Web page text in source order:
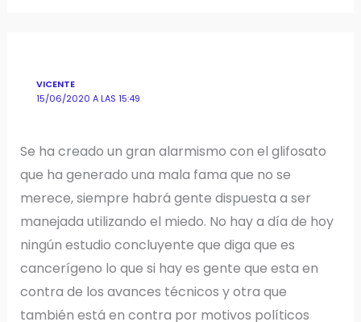
VICENTE
15/06/2020 A LAS 15:49
Se ha creado un gran alarmismo con el glifosato
que ha generado una mala fama que no se
merece, siempre habrá gente dispuesta a ser
manejada utilizando el miedo. No hay a día de hoy
ningún estudio concluyente que diga que es
cancerígeno lo que si hay es gente que esta en
contra de los avances técnicos y otra que
también está en contra por motivos políticos